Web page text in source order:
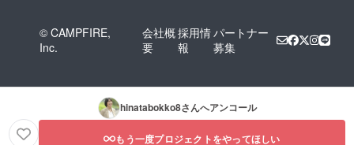
© CAMPFIRE,
Inc.
会社概
要
採用情
報
パートナー
募集
hinatabokko8さんへアンコール
もう一度プロジェクトをやってほしい